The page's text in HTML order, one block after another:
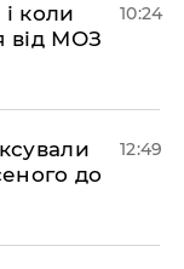
коли
від МОЗ
10:24
до
12:49